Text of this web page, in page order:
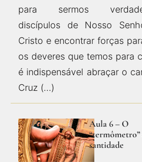
para sermos
discípulos de Nosso
Cristo e encontrar forças
os deveres que temos para
é indispensável abraçar o
Cruz (…)
Aula 6 – O
“termômetro”
santidade